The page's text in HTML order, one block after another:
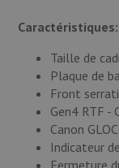
Caractéristiques:
Taille de
Plaque de
Front
Gen4 RTF -
Canon
Indicateur
Fermeture